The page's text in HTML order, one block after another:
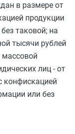
в размере от
продукции
таковой; на
тысячи рублей
массовой
лиц - от
конфискацией
или без